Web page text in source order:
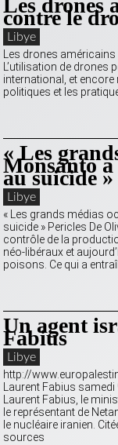
Les drones
contre le
Libye
Les drones
L’utilisation de drones
international, et
politiques et les
« Les
Monsanto a
au suicide »
Libye
« Les grands médias
suicide » Pericles De
contrôle de la
néo-libéraux et
poisons. Ce qui a
Un agent
Fabius
Libye
http://
Laurent Fabius
Laurent Fabius, le
le représentant de
le nucléaire iranien.
sources